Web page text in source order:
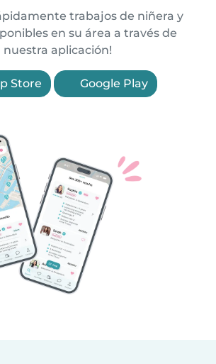
trabajos de niñera y
en su área a través de
nuestra aplicación!
Store Google Play